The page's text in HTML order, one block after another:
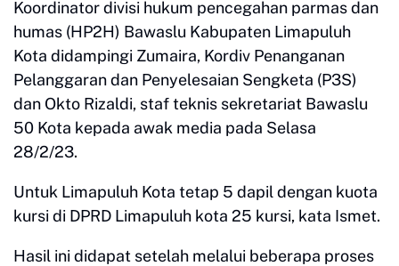
Koordinator divisi hukum pencegahan parmas dan
humas (HP2H) Bawaslu Kabupaten Limapuluh
Kota didampingi Zumaira, Kordiv Penanganan
Pelanggaran dan Penyelesaian Sengketa (P3S)
dan Okto Rizaldi, staf teknis sekretariat Bawaslu
50 Kota kepada awak media pada Selasa
28/2/23.
Untuk Limapuluh Kota tetap 5 dapil dengan kuota
kursi di DPRD Limapuluh kota 25 kursi, kata Ismet.
Hasil ini didapat setelah melalui beberapa proses